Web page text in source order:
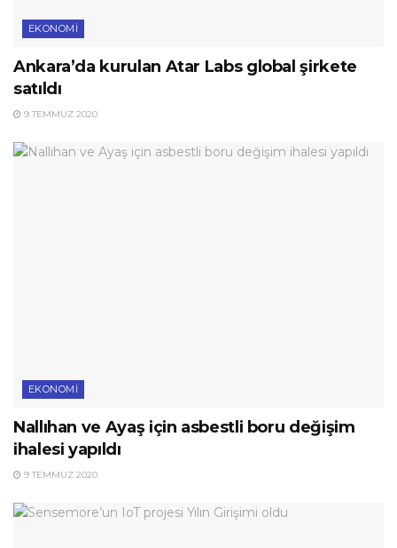
EKONOMI
Ankara’da kurulan Atar Labs global şirkete
satıldı
9 TEMMUZ 2020
EKONOMI
Nallıhan ve Ayaş için asbestli boru değişim
ihalesi yapıldı
9 TEMMUZ 2020